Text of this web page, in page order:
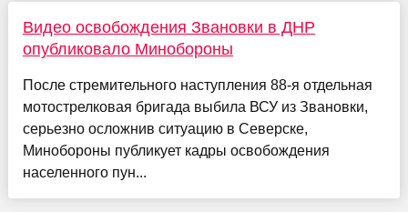
Видео освобождения Звановки в ДНР
опубликовало Минобороны
После стремительного наступления 88-я отдельная
мотострелковая бригада выбила ВСУ из Звановки,
серьезно осложнив ситуацию в Северске,
Минобороны публикует кадры освобождения
населенного пун...